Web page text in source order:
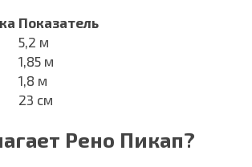
Показатель
5,2 м
1,85 м
1,8 м
23 см
Рено Пикап?